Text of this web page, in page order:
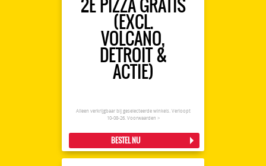
2E PIZZA GRATIS
(EXCL.
VOLCANO,
DETROIT &
ACTIE)
Alleen verkrijgbaar bij geselecteerde winkels. Verloopt
10-08-26. Voorwaarden >
BESTEL NU